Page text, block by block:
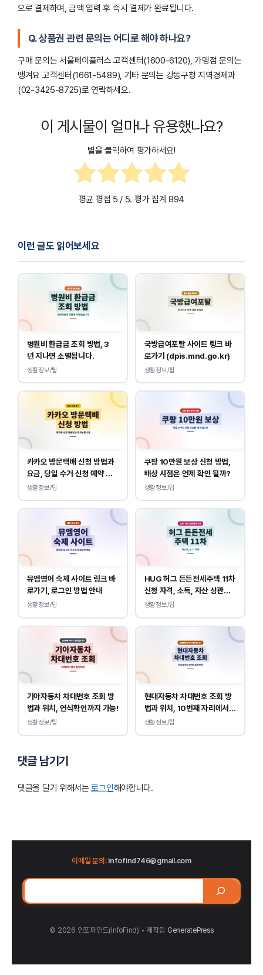
으로 결제하며, 금액 입력 후 즉시 결제가 완료됩니다.
Q. 상품권 관련 문의는 어디로 해야 하나요?
구매 문의는 서울페이플러스 고객센터(1600-6120), 가맹점 문의는
땡겨요 고객센터(1661-5489), 기타 문의는 강동구청 지역경제과
(02-3425-8725)로 연락하세요.
이 게시물이 얼마나 유용했나요?
별을 클릭하여 평가하세요!
평균 평점 5 / 5. 평가 집계894
이런 글도 읽어보세요
병원비 환급금 조회 방법, 3
년 지나면 소멸됩니다.
생활정보/팁
국방급여포탈 사이트 링크 바
로가기 (dpis.mnd.go.kr)
생활정보/팁
카카오 방문택배 신청 방법과
요금, 당일 수거 신청 예약 안
내
생활정보/팁
쿠팡 10만원 보상 신청 방법,
배상 시점은 언제 확인 될까?
생활정보/팁
뮤엠영어 숙제 사이트 링크 바
로가기, 로그인 방법 안내
생활정보/팁
HUG 허그 든든전세주택 11차
신청 자격, 소득, 자산 상관없
이 가능합니다.
생활정보/팁
기아자동차 차대번호 조회 방
법과 위치, 연식확인까지 가능!
생활정보/팁
현대자동차 차대번호 조회 방
법과 위치, 10번째 자리에서
연식 확인!
생활정보/팁
댓글 남기기
댓글을 달기 위해서는로그인해야합니다.
이메일 문의:infofind746@gmail.com
검
© 2026 인포파인드(InfoFind)​​​​ • 제작됨 GeneratePress